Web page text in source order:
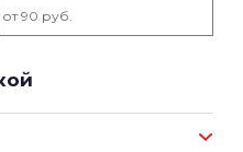
от 90 руб.